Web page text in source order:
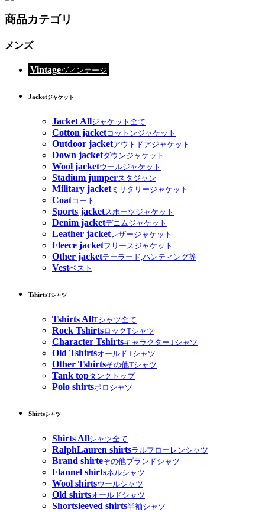
商品カテゴリ
メンズ
Vintageヴィンテージ
Jacketジャケット
Jacket Allジャケット全て
Cotton jacketコットンジャケット
Outdoor jacketアウトドアジャケット
Down jacketダウンジャケット
Wool jacketウールジャケット
Stadium jumperスタジャン
Military jacketミリタリージャケット
Coatコート
Sports jacketスポーツジャケット
Denim jacketデニムジャケット
Leather jacketレザージャケット
Fleece jacketフリースジャケット
Other jacketテーラード,ハンティング等
Vestベスト
TshirtsTシャツ
Tshirts AllTシャツ全て
Rock TshirtsロックTシャツ
Character TshirtsキャラクターTシャツ
Old TshirtsオールドTシャツ
Other Tshirtsその他Tシャツ
Tank topタンクトップ
Polo shirtsポロシャツ
Shirtsシャツ
Shirts Allシャツ全て
RalphLauren shirtsラルフローレンシャツ
Brand shirteその他ブランドシャツ
Flannel shirtsネルシャツ
Wool shirtsウールシャツ
Old shirtsオールドシャツ
Shortsleeved shirts半袖シャツ